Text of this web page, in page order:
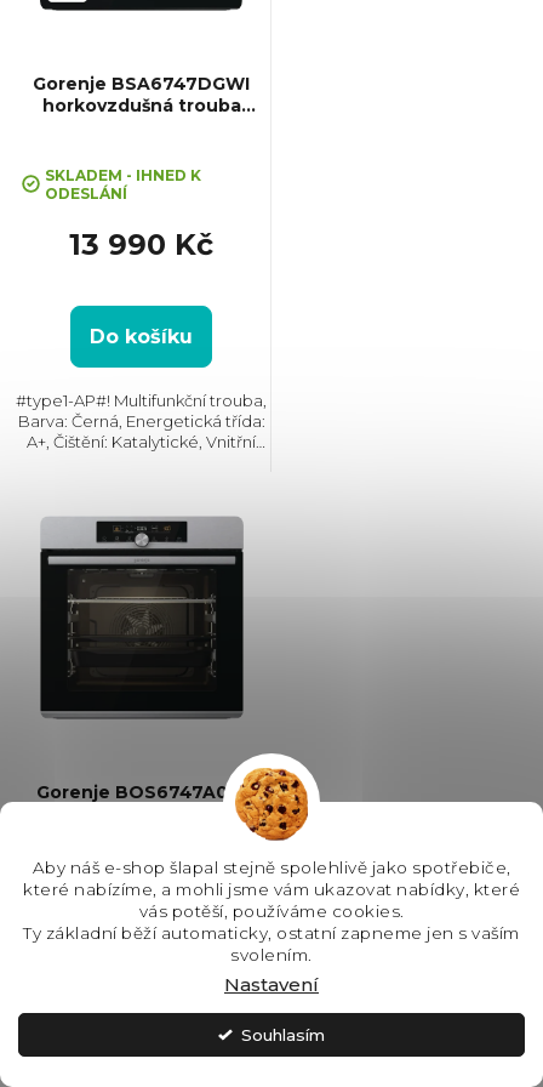
Aby náš e-shop šlapal stejně spolehlivě jako spotřebiče,
které nabízíme, a mohli jsme vám ukazovat nabídky, které
vás potěší, používáme cookies.
Ty základní běží automaticky, ostatní zapneme jen s vaším
svolením.
Nastavení
Souhlasím
p
o
k
t
ů
Gorenje BSA6747DGWI
horkovzdušná trouba
SKLADEM - IHNED K
ODESLÁNÍ
13 990 Kč
Do košíku
#type1-AP#! Multifunkční trouba,
Barva: Černá, Energetická třída:
A+, Čištění: Katalytické, Vnitřní
Výbava: Teleskopický...
Gorenje BOS6747A01X
horkovzdušná trouba
SKLADEM - IHNED K